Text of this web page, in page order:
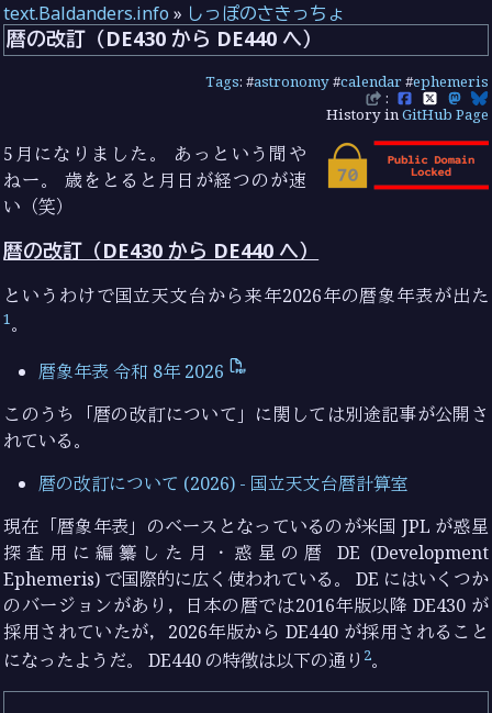
text.Baldanders.info » しっぽのさきっちょ
暦の改訂（DE430 から DE440 へ）
Tags: #astronomy#calendar#ephemeris
:
History inGitHub Page
5月になりました。 あっという間や
ねー。 歳をとると月日が経つのが速
い（笑）
暦の改訂（DE430 から DE440 へ）
というわけで国立天文台から来年2026年の暦象年表が出た
1。
暦象年表 令和 8年 2026
このうち「暦の改訂について」に関しては別途記事が公開さ
れている。
暦の改訂について (2026) - 国立天文台暦計算室
現在「暦象年表」のベースとなっているのが米国 JPL が惑星
探査用に編纂した月・惑星の暦 DE (Development
Ephemeris) で国際的に広く使われている。 DE にはいくつか
のバージョンがあり，日本の暦では2016年版以降 DE430 が
採用されていたが，2026年版から DE440 が採用されること
になったようだ。 DE440 の特徴は以下の通り 2。